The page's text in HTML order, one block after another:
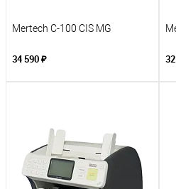
Mertech C-100 CIS MG
34 590 ₽